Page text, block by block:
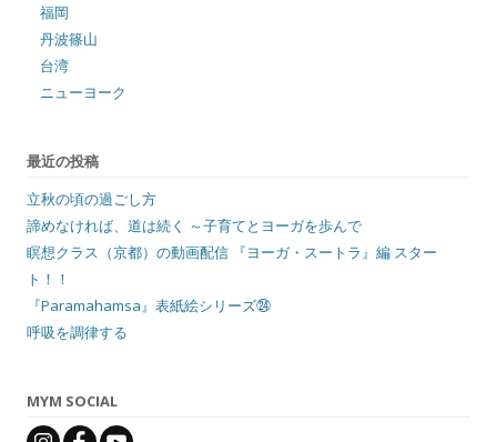
福岡
丹波篠山
台湾
ニューヨーク
最近の投稿
立秋の頃の過ごし方
諦めなければ、道は続く ～子育てとヨーガを歩んで
瞑想クラス（京都）の動画配信 『ヨーガ・スートラ』編 スター
ト！！
『Paramahamsa』表紙絵シリーズ㉔
呼吸を調律する
MYM SOCIAL